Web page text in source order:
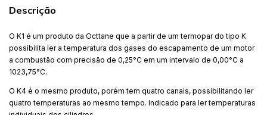
Descrição
O K1 é um produto da Octtane que a partir de um termopar do tipo K
possibilita ler a temperatura dos gases do escapamento de um motor
a combustão com precisão de 0,25°C em um intervalo de 0,00°C a
1023,75°C.
O K4 é o mesmo produto, porém tem quatro canais, possibilitando ler
quatro temperaturas ao mesmo tempo. Indicado para ler temperaturas